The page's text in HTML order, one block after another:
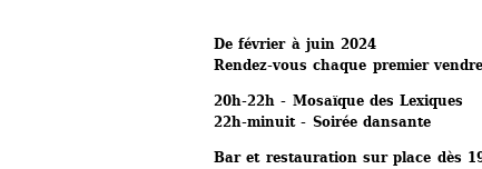
De février à juin 2024
Rendez-vous chaque premier
20h-22h - Mosaïque des Lexiques
22h-minuit - Soirée dansante
Bar et restauration sur place dès